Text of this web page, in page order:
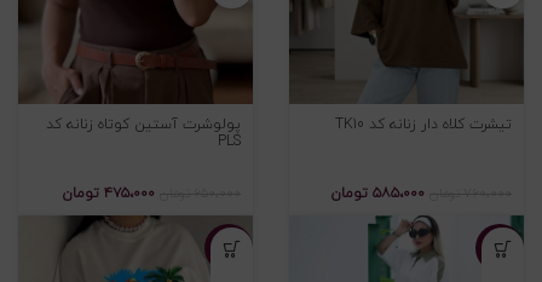
تیشرت کلاه دار زنانه کد TK10
۵۸۵،۰۰۰ تومان
پولوشرت آستین کوتاه زنانه کد
PLS
۴۷۵،۰۰۰ تومان
-۲۹% -۲۴%